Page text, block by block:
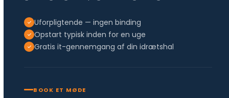
Uforpligtende — ingen binding
Opstart typisk inden for en uge
Gratis it-gennemgang af din idrætshal
BOOK ET MØDE